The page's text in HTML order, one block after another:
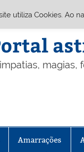
Amarrações
utiliza Cookies. Ao